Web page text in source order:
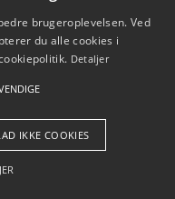
i Aarhus
Aps
Betingelser
brugeroplevelsen. Ved
du alle cookies i
Detaljer
IKKE COOKIES